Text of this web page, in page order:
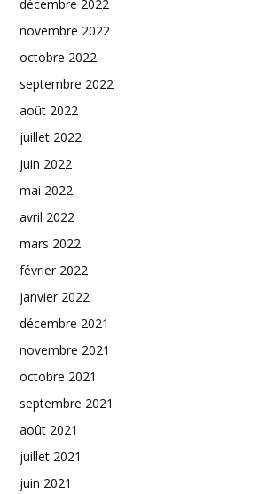
décembre 2022
novembre 2022
octobre 2022
septembre 2022
août 2022
juillet 2022
juin 2022
mai 2022
avril 2022
mars 2022
février 2022
janvier 2022
décembre 2021
novembre 2021
octobre 2021
septembre 2021
août 2021
juillet 2021
juin 2021